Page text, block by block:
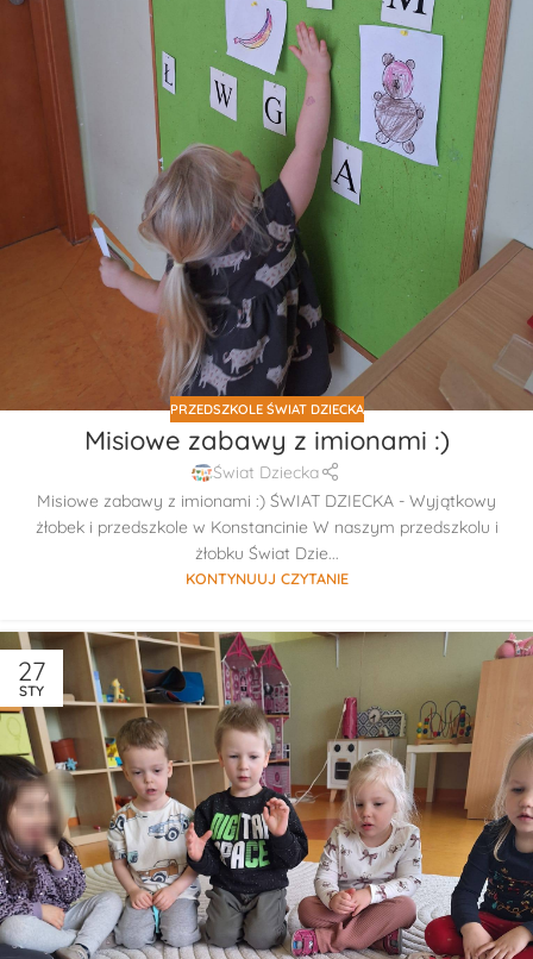
PRZEDSZKOLE ŚWIAT DZIECKA
Misiowe zabawy z imionami :)
Świat Dziecka
Misiowe zabawy z imionami :) ŚWIAT DZIECKA - Wyjątkowy
żłobek i przedszkole w Konstancinie W naszym przedszkolu i
żłobku Świat Dzie...
KONTYNUUJ CZYTANIE
27
STY